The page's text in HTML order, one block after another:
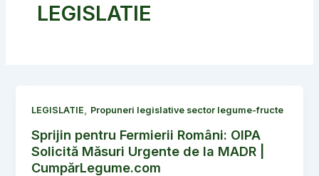
LEGISLATIE
LEGISLATIE, Propuneri legislative sector legume-fructe
Sprijin pentru Fermierii Români: OIPA
Solicită Măsuri Urgente de la MADR |
CumpărLegume.com